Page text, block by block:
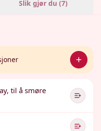
Slik gjør du (7)
til å smøre